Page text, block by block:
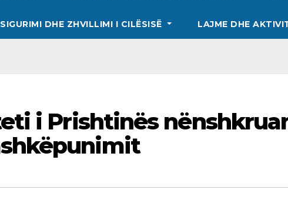
SIGURIMI DHE ZHVILLIMI I CILËSISË LAJME DHE
i Prishtinës